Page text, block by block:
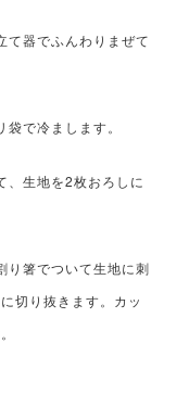
て器でふんわりまぜて
で冷まします。
、生地を2枚おろしに
り箸でついて生地に刺
切り抜きます。カッ